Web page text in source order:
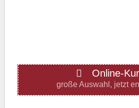
Donnerstag Online-
große Auswahl, jetzt